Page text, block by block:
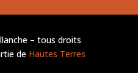
– tous droits
de Hautes Terres